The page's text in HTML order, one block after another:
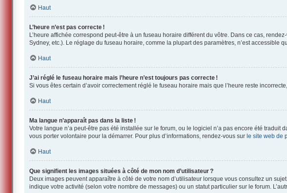
Haut
L’heure n’est pas correcte !
L’heure affichée correspond peut-être à un fuseau horaire différent du vôtre. Dans ce cas,
Sydney, etc.). Le réglage du fuseau horaire, comme la plupart des paramètres, n’est accessible
Haut
J’ai réglé le fuseau horaire mais l’heure n’est toujours pas correcte !
Si vous êtes certain d’avoir correctement réglé le fuseau horaire mais que l’heure reste
Haut
Ma langue n’apparaît pas dans la liste !
Votre langue n’a peut-être pas été installée sur le forum, ou le logiciel n’a pas encore été
vous porter volontaire pour la démarrer. Pour plus d’informations, rendez-vous sur le site web de
Haut
Que signifient les images situées à côté de mon nom d’utilisateur ?
Deux images peuvent apparaître à côté de votre nom d’utilisateur lorsque vous consultez un
indique votre activité (selon votre nombre de messages) ou un statut particulier sur le forum.